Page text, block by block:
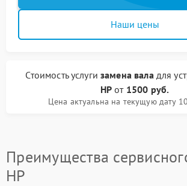
Наши цены
Стоимость услугизамена валадля
HP от 1500 руб.
Цена актуальна на текущую дату
Преимущества
HP